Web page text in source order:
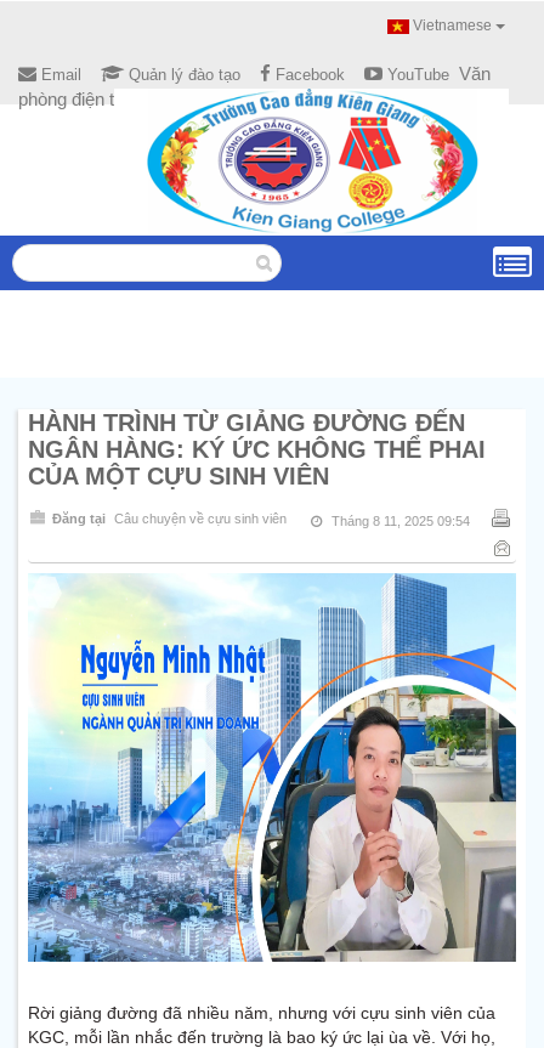
Vietnamese
Email Quản lý đào tạo Facebook YouTube Văn
phòng điện tử
HÀNH TRÌNH TỪ GIẢNG ĐƯỜNG ĐẾN
NGÂN HÀNG: KÝ ỨC KHÔNG THỂ PHAI
CỦA MỘT CỰU SINH VIÊN
Đăng tại Câu chuyện về cựu sinh viên Tháng 8 11, 2025 09:54
Rời giảng đường đã nhiều năm, nhưng với cựu sinh viên của
KGC, mỗi lần nhắc đến trường là bao ký ức lại ùa về. Với họ,